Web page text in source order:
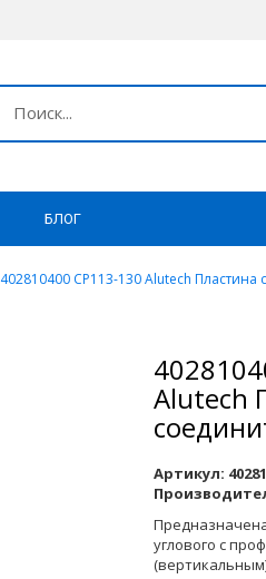
БЛОГ
402810400 CP113-130 Alutech
Alutech
Артикул:
углового с